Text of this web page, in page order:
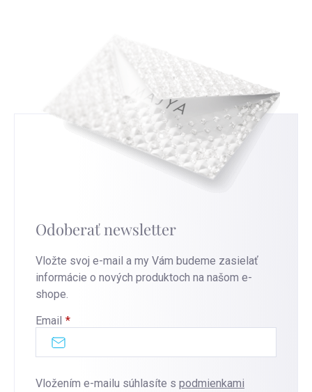
Odoberať newsletter
Vložte svoj e-mail a my Vám budeme zasielať
informácie o nových produktoch na našom e-
shope.
Email
Vložením e-mailu súhlasíte s podmienkami